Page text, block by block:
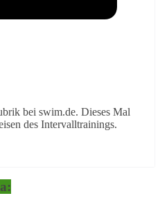
bei swim.de. Dieses Mal
des Intervalltrainings.